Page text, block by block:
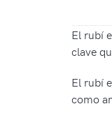
El rubí
clave
El rubí
como